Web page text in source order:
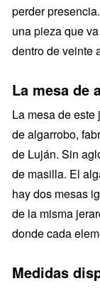
perder
una pieza que
dentro de veinte
La mesa de
La mesa de
de algarrobo,
de Luján. Sin
de masilla. El
hay dos mesas
de la misma
donde cada
Medidas